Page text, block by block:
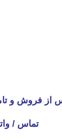
پس از فروش
تماس /